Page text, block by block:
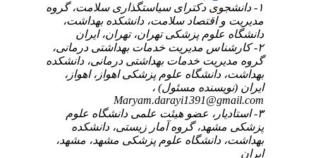
۱- دانشجوی دکترای سیاستگذاری سلامت، گروه
مدیریت و اقتصاد سلامت، دانشکده بهداشت،
دانشگاه علوم پزشکی تهران، تهران، ایران
۲- کارشناس مدیریت خدمات بهداشتی درمانی،
گروه مدیریت خدمات بهداشتی درمانی، دانشکده
بهداشت، دانشگاه علوم پزشکی اهواز، اهواز،
ایران (نویسنده مسئول) ،
Maryam.darayi1391@gmail.com
۳- استادیار، عضو هیئت علمی دانشگاه علوم
پزشکی مشهد، گروه آمار زیستی، دانشکده
بهداشت، دانشگاه علوم پزشکی مشهد، مشهد،
ایران